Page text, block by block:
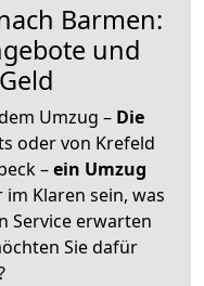
Barmen:
und
Umzug – Die
oder von Krefeld
–ein Umzug
Klaren sein, was
Service erwarten
Sie dafür